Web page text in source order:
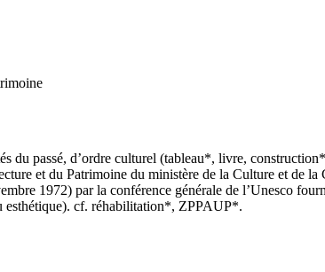
du passé, d’ordre culturel (tableau*, livre,
et du Patrimoine du ministère de la Culture et de
1972) par la conférence générale de l’Unesco
esthétique). cf. réhabilitation*, ZPPAUP*.